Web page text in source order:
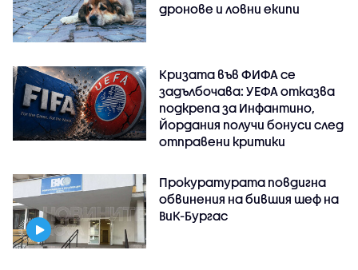
дронове и ловни екипи
Кризата във ФИФА се
задълбочава: УЕФА отказва
подкрепа за Инфантино,
Йордания получи бонуси след
отправени критики
Прокуратурата повдигна
обвинения на бившия шеф на
ВиК-Бургас